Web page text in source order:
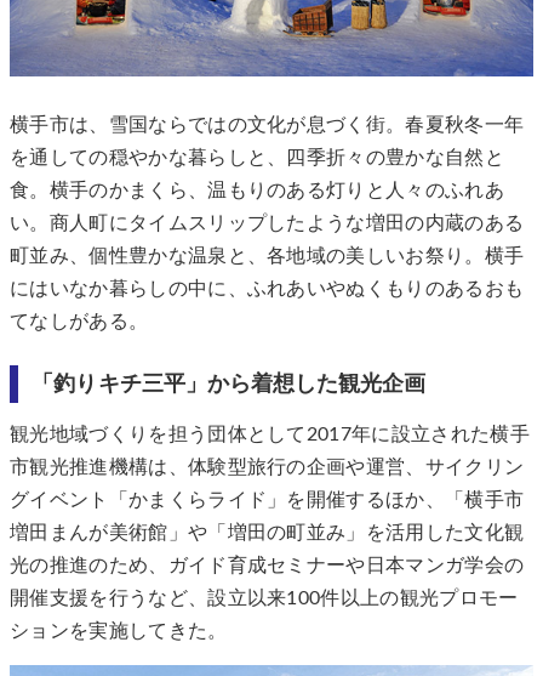
横手市は、雪国ならではの文化が息づく街。春夏秋冬一年
を通しての穏やかな暮らしと、四季折々の豊かな自然と
食。横手のかまくら、温もりのある灯りと人々のふれあ
い。商人町にタイムスリップしたような増田の内蔵のある
町並み、個性豊かな温泉と、各地域の美しいお祭り。横手
にはいなか暮らしの中に、ふれあいやぬくもりのあるおも
てなしがある。
「釣りキチ三平」から着想した観光企画
観光地域づくりを担う団体として2017年に設立された横手
市観光推進機構は、体験型旅行の企画や運営、サイクリン
グイベント「かまくらライド」を開催するほか、「横手市
増田まんが美術館」や「増田の町並み」を活用した文化観
光の推進のため、ガイド育成セミナーや日本マンガ学会の
開催支援を行うなど、設立以来100件以上の観光プロモー
ションを実施してきた。